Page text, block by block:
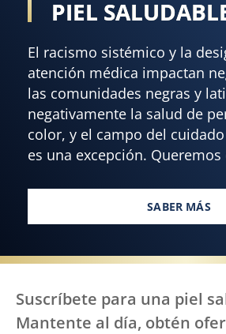
PIEL
El racismo sistémico y la
atención médica impactan
las comunidades negras y
negativamente la salud de
color, y el campo del
es una excepción.
SABER MÁS
TODOS,
Suscríbete para una piel
Mantente al día, obtén